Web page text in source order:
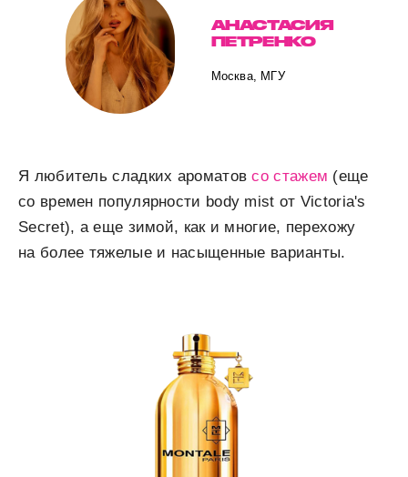
АНАСТАСИЯ
ПЕТРЕНКО
Москва, МГУ
Я любитель сладких ароматовсо стажем (еще
со времен популярности body mist от Victoria's
Secret), а еще зимой, как и многие, перехожу
на более тяжелые и насыщенные варианты.